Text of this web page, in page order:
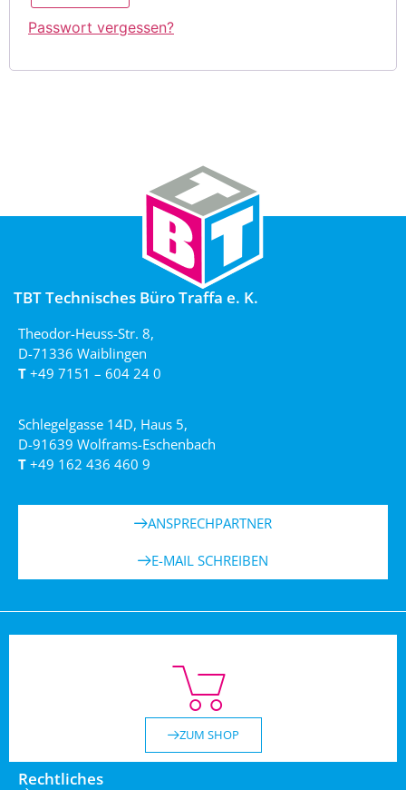
Passwort vergessen?
TBT Technisches Büro Traffa e. K.
Theodor-Heuss-Str. 8,
D-71336 Waiblingen
T +49 7151 – 604 24 0
Schlegelgasse 14D, Haus 5,
D-91639 Wolframs-Eschenbach
T +49 162 436 460 9
ANSPRECHPARTNER
E-MAIL SCHREIBEN
ZUM SHOP
Rechtliches